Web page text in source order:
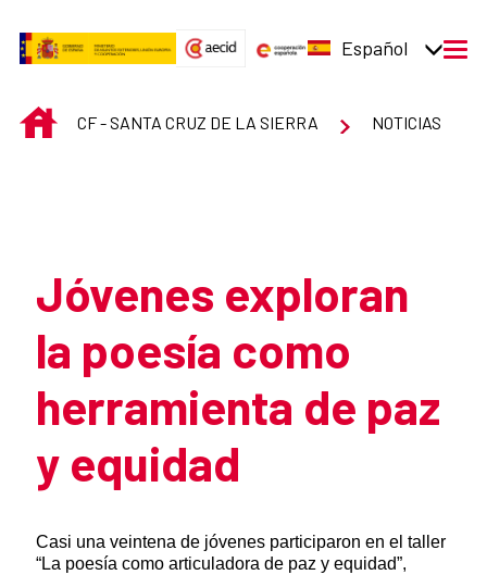
Español
INICIOCF - SANTA CRUZ DE LA SIERRA NOTICIAS
Jóvenes exploran
la poesía como
herramienta de paz
y equidad
Casi una veintena de jóvenes participaron en el taller
“La poesía como articuladora de paz y equidad”,